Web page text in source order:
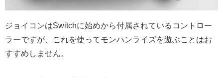
ジョイコンはSwitchに始めから付属されているコントロー
ラーですが、これを使ってモンハンライズを遊ぶことはお
すすめしません。